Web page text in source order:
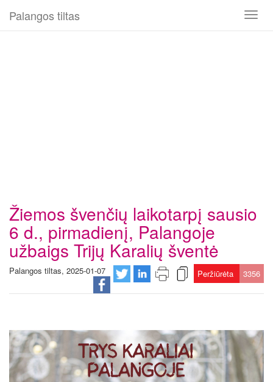
Toggle
Palangos tiltas
Žiemos švenčių laikotarpį sausio
6 d., pirmadienį, Palangoje
užbaigs Trijų Karalių šventė
Palangos tiltas, 2025-01-07 Peržiūrėta 3356